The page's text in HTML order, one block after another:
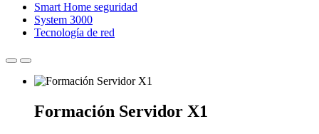
Smart Home seguridad
System 3000
Tecnología de red
Formación Servidor X1